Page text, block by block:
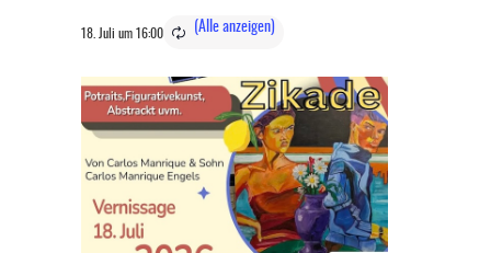
18. Juli um 16:00